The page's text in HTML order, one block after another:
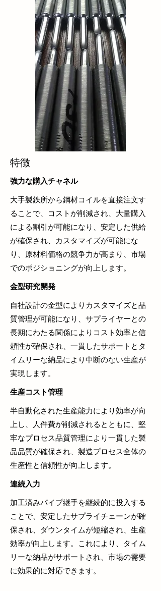
特徴
強力な購入チャネル
大手製鉄所から鋼材コイルを直接注文す
ることで、コストが削減され、大量購入
による割引が可能になり、安定した供給
が確保され、カスタマイズが可能にな
り、原材料価格の競争力が高まり、市場
でのポジショニングが向上します。
金型研究開発
自社設計の金型によりカスタマイズと品
質管理が可能になり、サプライヤーとの
長期にわたる関係によりコスト効率と信
頼性が確保され、一貫したサポートとタ
イムリーな納品により中断のない生産が
実現します。
生産コスト管理
半自動化された生産能力により効率が向
上し、人件費が削減されるとともに、堅
牢なプロセス品質管理により一貫した製
品品質が確保され、製造プロセス全体の
生産性と信頼性が向上します。
連続入力
加工済みパイプ継手を継続的に投入する
ことで、安定したサプライチェーンが確
保され、ダウンタイムが短縮され、生産
効率が向上します。これにより、タイム
リーな納品がサポートされ、市場の需要
に効果的に対応できます。